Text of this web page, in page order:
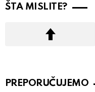
ŠTA MISLITE?
PREPORUČUJEMO